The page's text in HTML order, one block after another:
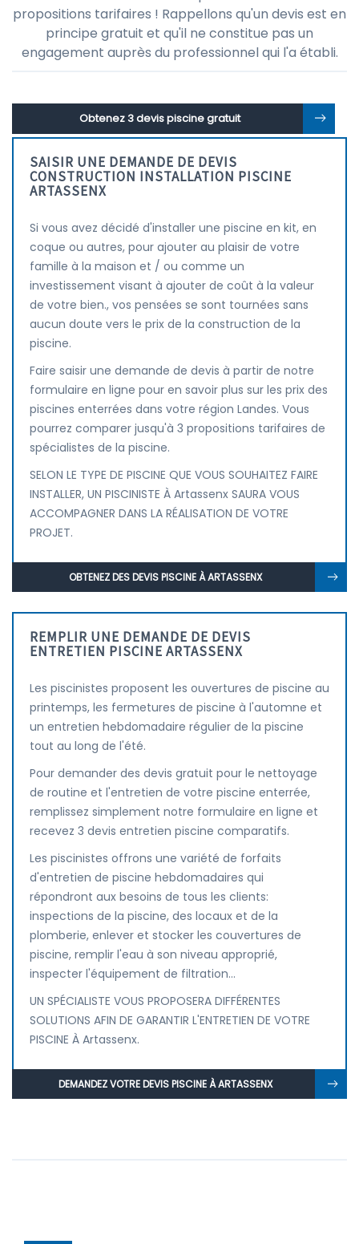
propositions tarifaires ! Rappellons qu'un devis est en
principe gratuit et qu'il ne constitue pas un
engagement auprès du professionnel qui l'a établi.
Obtenez 3 devis piscine gratuit
SAISIR UNE DEMANDE DE DEVIS
CONSTRUCTION INSTALLATION PISCINE
ARTASSENX
Si vous avez décidé d'installer une piscine en kit, en
coque ou autres, pour ajouter au plaisir de votre
famille à la maison et / ou comme un
investissement visant à ajouter de coût à la valeur
de votre bien., vos pensées se sont tournées sans
aucun doute vers le prix de la construction de la
piscine.
Faire saisir une demande de devis à partir de notre
formulaire en ligne pour en savoir plus sur les prix des
piscines enterrées dans votre région Landes. Vous
pourrez comparer jusqu'à 3 propositions tarifaires de
spécialistes de la piscine.
SELON LE TYPE DE PISCINE QUE VOUS SOUHAITEZ FAIRE
INSTALLER, UN PISCINISTE À Artassenx SAURA VOUS
ACCOMPAGNER DANS LA RÉALISATION DE VOTRE
PROJET.
OBTENEZ DES DEVIS PISCINE À ARTASSENX
REMPLIR UNE DEMANDE DE DEVIS
ENTRETIEN PISCINE ARTASSENX
Les piscinistes proposent les ouvertures de piscine au
printemps, les fermetures de piscine à l'automne et
un entretien hebdomadaire régulier de la piscine
tout au long de l'été.
Pour demander des devis gratuit pour le nettoyage
de routine et l'entretien de votre piscine enterrée,
remplissez simplement notre formulaire en ligne et
recevez 3 devis entretien piscine comparatifs.
Les piscinistes offrons une variété de forfaits
d'entretien de piscine hebdomadaires qui
répondront aux besoins de tous les clients:
inspections de la piscine, des locaux et de la
plomberie, enlever et stocker les couvertures de
piscine, remplir l'eau à son niveau approprié,
inspecter l'équipement de filtration...
UN SPÉCIALISTE VOUS PROPOSERA DIFFÉRENTES
SOLUTIONS AFIN DE GARANTIR L'ENTRETIEN DE VOTRE
PISCINE À Artassenx.
DEMANDEZ VOTRE DEVIS PISCINE À ARTASSENX